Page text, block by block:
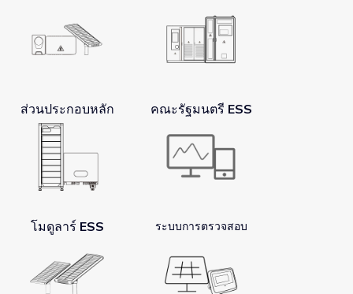
ส่วนประกอบหลัก คณะรัฐมนตรี ESS
โมดูลาร์ ESS ระบบการตรวจสอบ